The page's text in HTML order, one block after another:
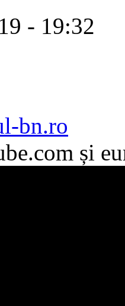
- 19:32
bn.ro
și